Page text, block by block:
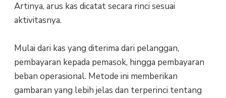
Artinya, arus kas dicatat secara rinci sesuai
aktivitasnya.
Mulai dari kas yang diterima dari pelanggan,
pembayaran kepada pemasok, hingga pembayaran
beban operasional. Metode ini memberikan
gambaran yang lebih jelas dan terperinci tentang